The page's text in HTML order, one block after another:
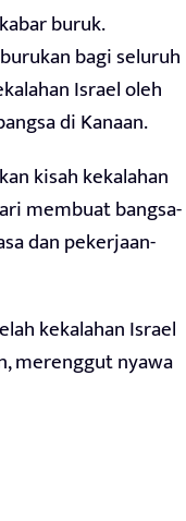
buruk.
bagi seluruh
Israel oleh
di Kanaan.
kisah kekalahan
membuat bangsa-
dan pekerjaan-
kekalahan Israel
merenggut nyawa